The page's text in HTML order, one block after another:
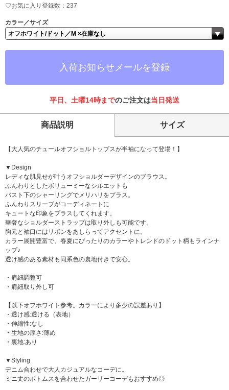
♡お気に入り登録数：237
カラー／サイズ
入荷お知らせメールを登録
平日、土曜14時までのご注文は当日発送
商品説明 サイズ
【大人気のチュールオフショルトップスが半袖になって登場！】
▼Design
レディな肌見せが叶うオフショルダーデザインのブラウス。
ふんわりとしたボリューミーなシルエットも
バスト下のシャーリングでメリハリをプラス。
ふんわりスリーブがコーディネートに
キュートな印象をプラスしてくれます。
華奢なショルダーストラップは取り外しも可能です。
胸元と袖口にはリボンをあしらってアクセントに。
カラー展開豊富で、春夏にぴったりのカラーやトレンドのドット柄もラインナ
ップ♪
透け感のある素材も同系色の裏地付きで安心。
・肩紐調整可
・肩紐取り外し可
【以下オフホワイト参考。カラーにより多少の誤差あり】
・透け感:透ける（表地）
・伸縮性:なし
・生地の厚さ:薄め
・裏地:あり
▼Styling
デニム合わせで大人カジュアルなコーデに。
ミニ丈のボトムスを合わせたガーリーコーデもおすすめ◎